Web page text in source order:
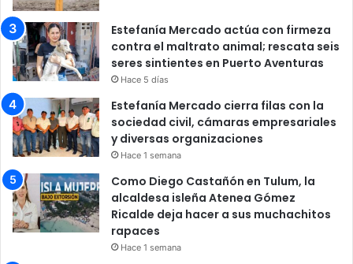
Estefanía Mercado actúa con firmeza
contra el maltrato animal; rescata seis
seres sintientes en Puerto Aventuras
Hace 5 días
Estefanía Mercado cierra filas con la
sociedad civil, cámaras empresariales
y diversas organizaciones
Hace 1 semana
Como Diego Castañón en Tulum, la
alcaldesa isleña Atenea Gómez
Ricalde deja hacer a sus muchachitos
rapaces
Hace 1 semana